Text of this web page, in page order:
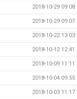
2018-10-29 09:08
2018-10-29 09:07
2018-10-22 13:03
2018-10-12 12:41
2018-10-09 11:11
2018-10-04 09:55
2018-10-03 11:17